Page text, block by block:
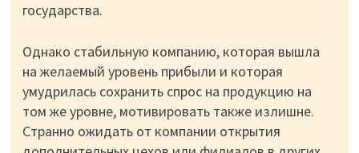
государства.
Однако стабильную компанию, которая вышла
на желаемый уровень прибыли и которая
умудрилась сохранить спрос на продукцию на
том же уровне, мотивировать также излишне.
Странно ожидать от компании открытия